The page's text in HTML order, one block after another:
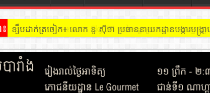
ខ្សឹបដាក់ត្រចៀក ៖ អគារ Sky 31 នៅខណ្ឌទួលគោក មានអ្ន